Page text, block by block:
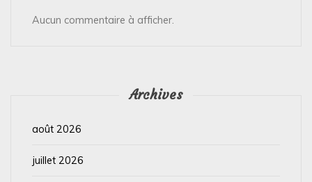
Aucun commentaire à afficher.
Archives
août 2026
juillet 2026